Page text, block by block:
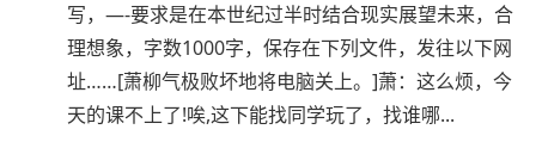
写，—-要求是在本世纪过半时结合现实展望未来，合
理想象，字数1000字，保存在下列文件，发往以下网
址……[萧柳气极败坏地将电脑关上。]萧：这么烦，今
天的课不上了!唉,这下能找同学玩了，找谁哪...